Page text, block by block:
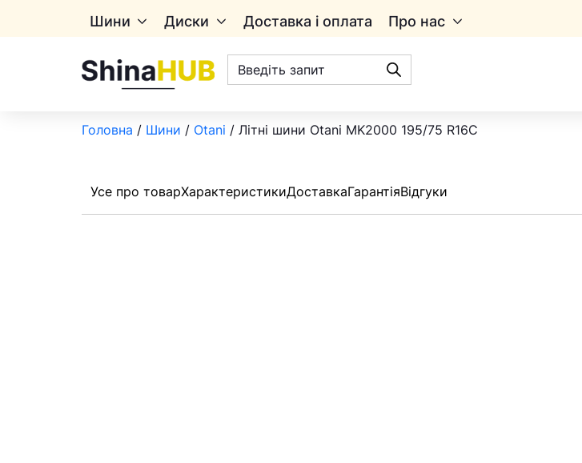
Шини Диски Доставка і оплата Про нас
Пошук
товарів
Головна / Шини / Otani / Літні шини Otani MK2000 195/75 R16C
Усе про товарХарактеристикиДоставкаГарантіяВідгуки